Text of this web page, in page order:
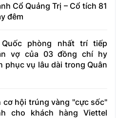
Cổ Quảng Trị – Cổ tích 81
đêm
Quốc phòng nhất trí tiếp
vợ của 03 đồng chí hy
phục vụ lâu dài trong Quân
cơ hội trúng vàng "cực sốc"
cho khách hàng Viettel